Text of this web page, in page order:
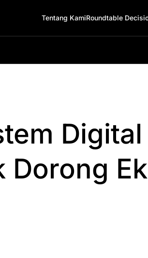
Tentang KamiRoundtable
Dorong